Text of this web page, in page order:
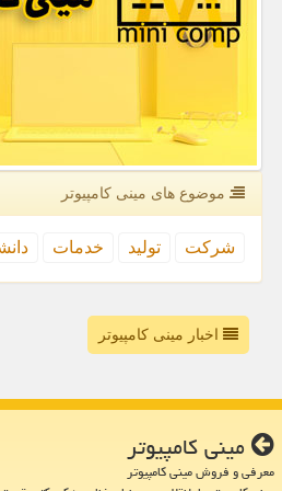
موضوع های مینی كامپیوتر
شركت تولید خدمات
اخبار مینی کامپیوتر
مینی كامپیوتر
معرفی و فروش مینی کامپیوتر